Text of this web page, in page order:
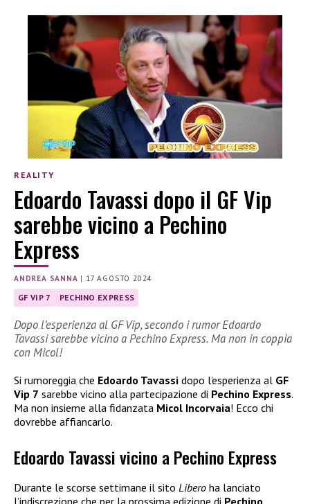
REALITY
Edoardo Tavassi dopo il GF Vip
sarebbe vicino a Pechino
Express
ANDREA SANNA | 17 AGOSTO 2024
GF VIP 7 PECHINO EXPRESS
Dopo l’esperienza al GF Vip, secondo i rumor Edoardo
Tavassi sarebbe vicino a Pechino Express. Ma non in coppia
con Micol!
Si rumoreggia che Edoardo Tavassi dopo l’esperienza al GF
Vip 7 sarebbe vicino alla partecipazione di Pechino Express.
Ma non insieme alla fidanzata Micol Incorvaia! Ecco chi
dovrebbe affiancarlo.
Edoardo Tavassi vicino a Pechino Express
Durante le scorse settimane il sito Libero ha lanciato
l’indiscrezione che per la prossima edizione di Pechino